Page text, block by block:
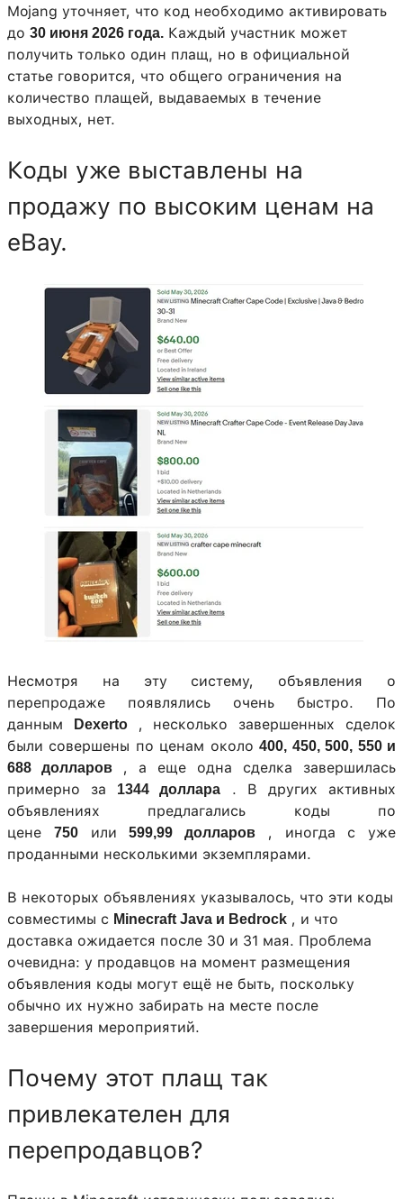
Mojang уточняет, что код необходимо активировать
до 30 июня 2026 года. Каждый участник может
получить только один плащ, но в официальной
статье говорится, что общего ограничения на
количество плащей, выдаваемых в течение
выходных, нет.
Коды уже выставлены на
продажу по высоким ценам на
eBay.
Несмотря на эту систему, объявления о
перепродаже появлялись очень быстро. По
данным
Dexerto, несколько завершенных сделок
были совершены по ценам около400, 450, 500, 550 и
688 долларов , а еще одна сделка завершилась
примерно за
1344 доллара . В других активных
объявлениях предлагались коды по
цене 750или599,99 долларов , иногда с уже
проданными несколькими экземплярами.
В некоторых объявлениях указывалось, что эти коды
совместимы с Minecraft Java и Bedrock , и что
доставка ожидается после 30 и 31 мая. Проблема
очевидна: у продавцов на момент размещения
объявления коды могут ещё не быть, поскольку
обычно их нужно забирать на месте после
завершения мероприятий.
Почему этот плащ так
привлекателен для
перепродавцов?